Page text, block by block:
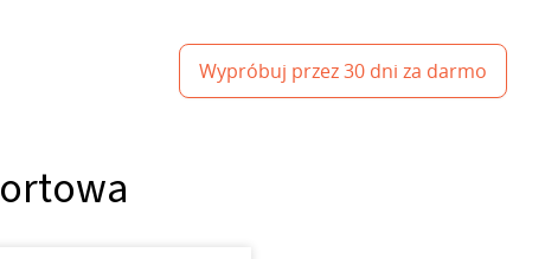
Wypróbuj przez 30 dni za darmo